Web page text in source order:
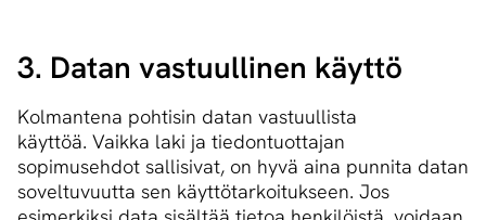
3. Datan vastuullinen käyttö
Kolmantena pohtisin datan vastuullista
käyttöä. Vaikka laki ja tiedontuottajan
sopimusehdot sallisivat, on hyvä aina punnita datan
soveltuvuutta sen käyttötarkoitukseen. Jos